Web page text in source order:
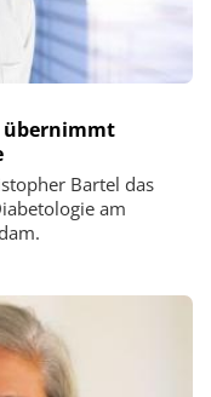
übernimmt
Bartel das
am